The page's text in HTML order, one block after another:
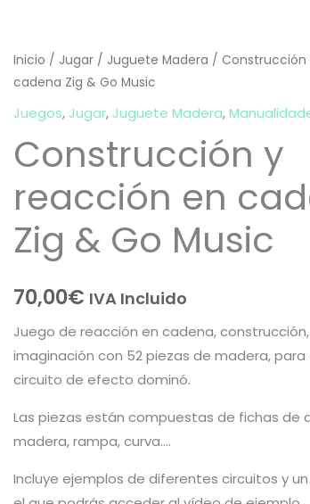
Inicio / Jugar / Juguete Madera / Construcción
cadena Zig & Go Music
Juegos, Jugar, Juguete Madera,
Construcción y
reacción en
Zig & Go Music
70,00€ IVA Incluido
Juego de reacción en cadena,
imaginación con 52 piezas de madera, para
circuito de efecto dominó.
Las piezas están compuestas de fichas de
madera, rampa, curva….
Incluye ejemplos de diferentes circuitos y